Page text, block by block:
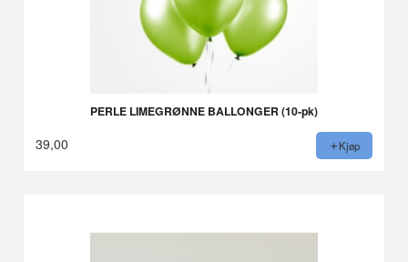
PERLE LIMEGRØNNE BALLONGER (10-pk)
39,00 Kjøp